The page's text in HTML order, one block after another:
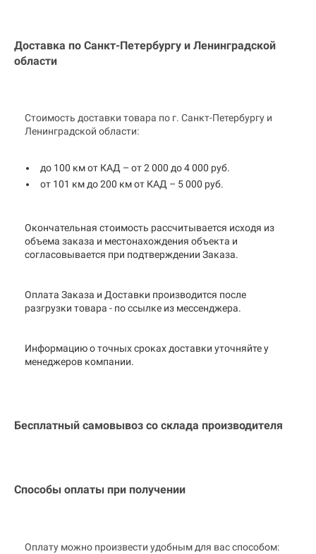
Доставка по Санкт-Петербургу и Ленинградской
области
Стоимость доставки товара по г. Санкт-Петербургу и
Ленинградской области:
до 100 км от КАД – от 2 000 до 4 000 руб.
от 101 км до 200 км от КАД – 5 000 руб.
Окончательная стоимость рассчитывается исходя из
объема заказа и местонахождения объекта и
согласовывается при подтверждении Заказа.
Оплата Заказа и Доставки производится после
разгрузки товара - по ссылке из мессенджера.
Информацию о точных сроках доставки уточняйте у
менеджеров компании.
Бесплатный самовывоз со склада производителя
Способы оплаты при получении
Оплату можно произвести удобным для вас способом: